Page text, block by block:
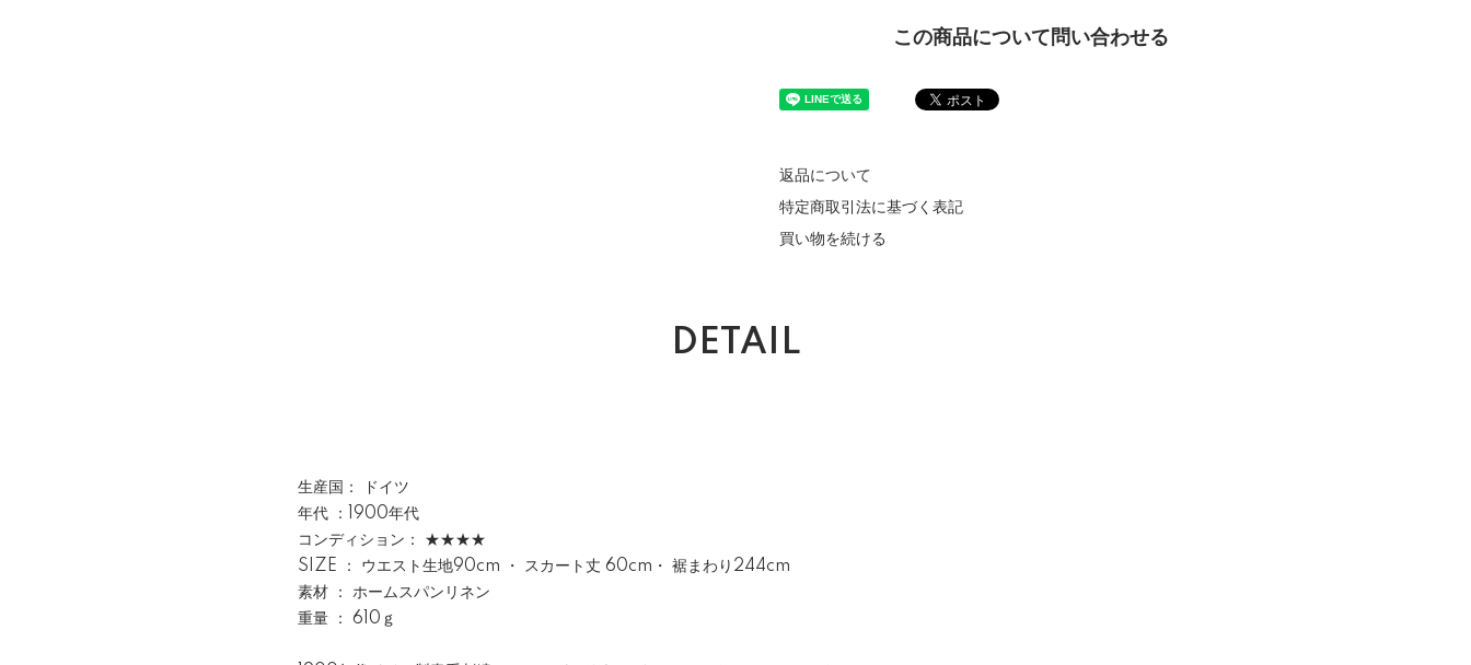
この商品について問い合わせる
返品について
特定商取引法に基づく表記
買い物を続ける
DETAIL
生産国： ドイツ
年代 ：1900年代
コンディション： ★★★★
SIZE ： ウエスト生地90cm ・ スカート丈 60cm・ 裾まわり244cm
素材 ： ホームスパンリネン
重量 ： 610ｇ